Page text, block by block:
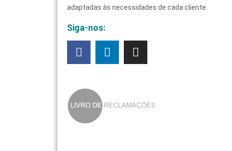
adaptadas às necessidades de cada cliente.
Siga-nos: